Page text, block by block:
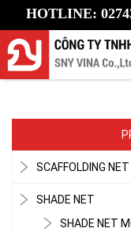
HOTLINE:
SCAFFOLDING NET
SHADE NET
SHADE NET